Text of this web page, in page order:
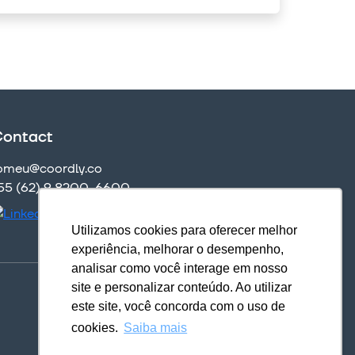
Utilizamos cookies para oferecer melhor
experiência, melhorar o desempenho,
analisar como você interage em nosso
site e personalizar conteúdo. Ao utilizar
este site, você concorda com o uso de
cookies. Saiba mais
(62) 9 8200-6600
Download our apps